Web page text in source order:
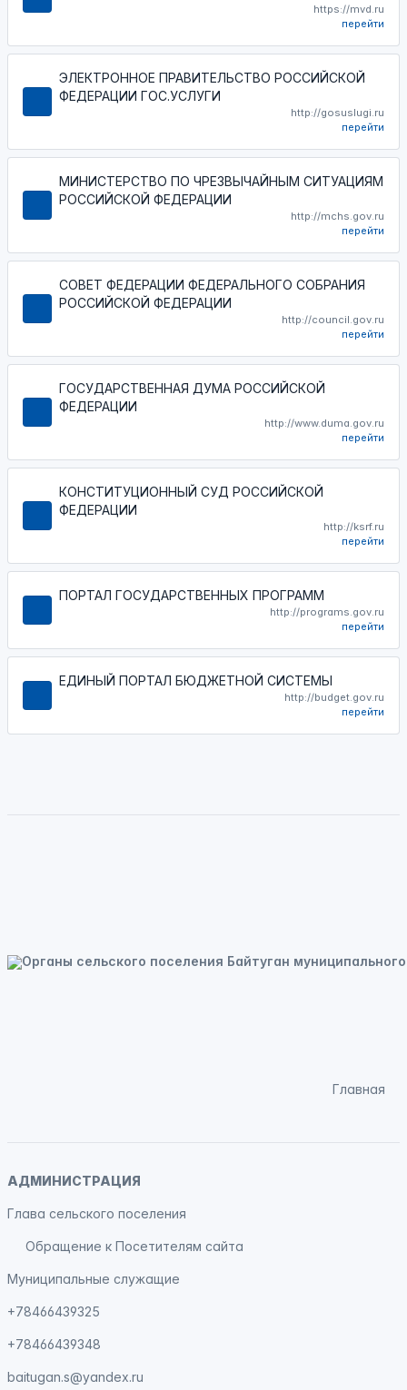
https://mvd.ru
перейти
ЭЛЕКТРОННОЕ ПРАВИТЕЛЬСТВО РОССИЙСКОЙ
ФЕДЕРАЦИИ ГОС.УСЛУГИ
http://gosuslugi.ru
перейти
МИНИСТЕРСТВО ПО ЧРЕЗВЫЧАЙНЫМ СИТУАЦИЯМ
РОССИЙСКОЙ ФЕДЕРАЦИИ
http://mchs.gov.ru
перейти
СОВЕТ ФЕДЕРАЦИИ ФЕДЕРАЛЬНОГО СОБРАНИЯ
РОССИЙСКОЙ ФЕДЕРАЦИИ
http://council.gov.ru
перейти
ГОСУДАРСТВЕННАЯ ДУМА РОССИЙСКОЙ
ФЕДЕРАЦИИ
http://www.duma.gov.ru
перейти
КОНСТИТУЦИОННЫЙ СУД РОССИЙСКОЙ
ФЕДЕРАЦИИ
http://ksrf.ru
перейти
ПОРТАЛ ГОСУДАРСТВЕННЫХ ПРОГРАММ
http://programs.gov.ru
перейти
ЕДИНЫЙ ПОРТАЛ БЮДЖЕТНОЙ СИСТЕМЫ
http://budget.gov.ru
перейти
Главная
АДМИНИСТРАЦИЯ
Глава сельского поселения
Обращение к Посетителям сайта
Муниципальные служащие
+78466439325
+78466439348
baitugan.s@yandex.ru